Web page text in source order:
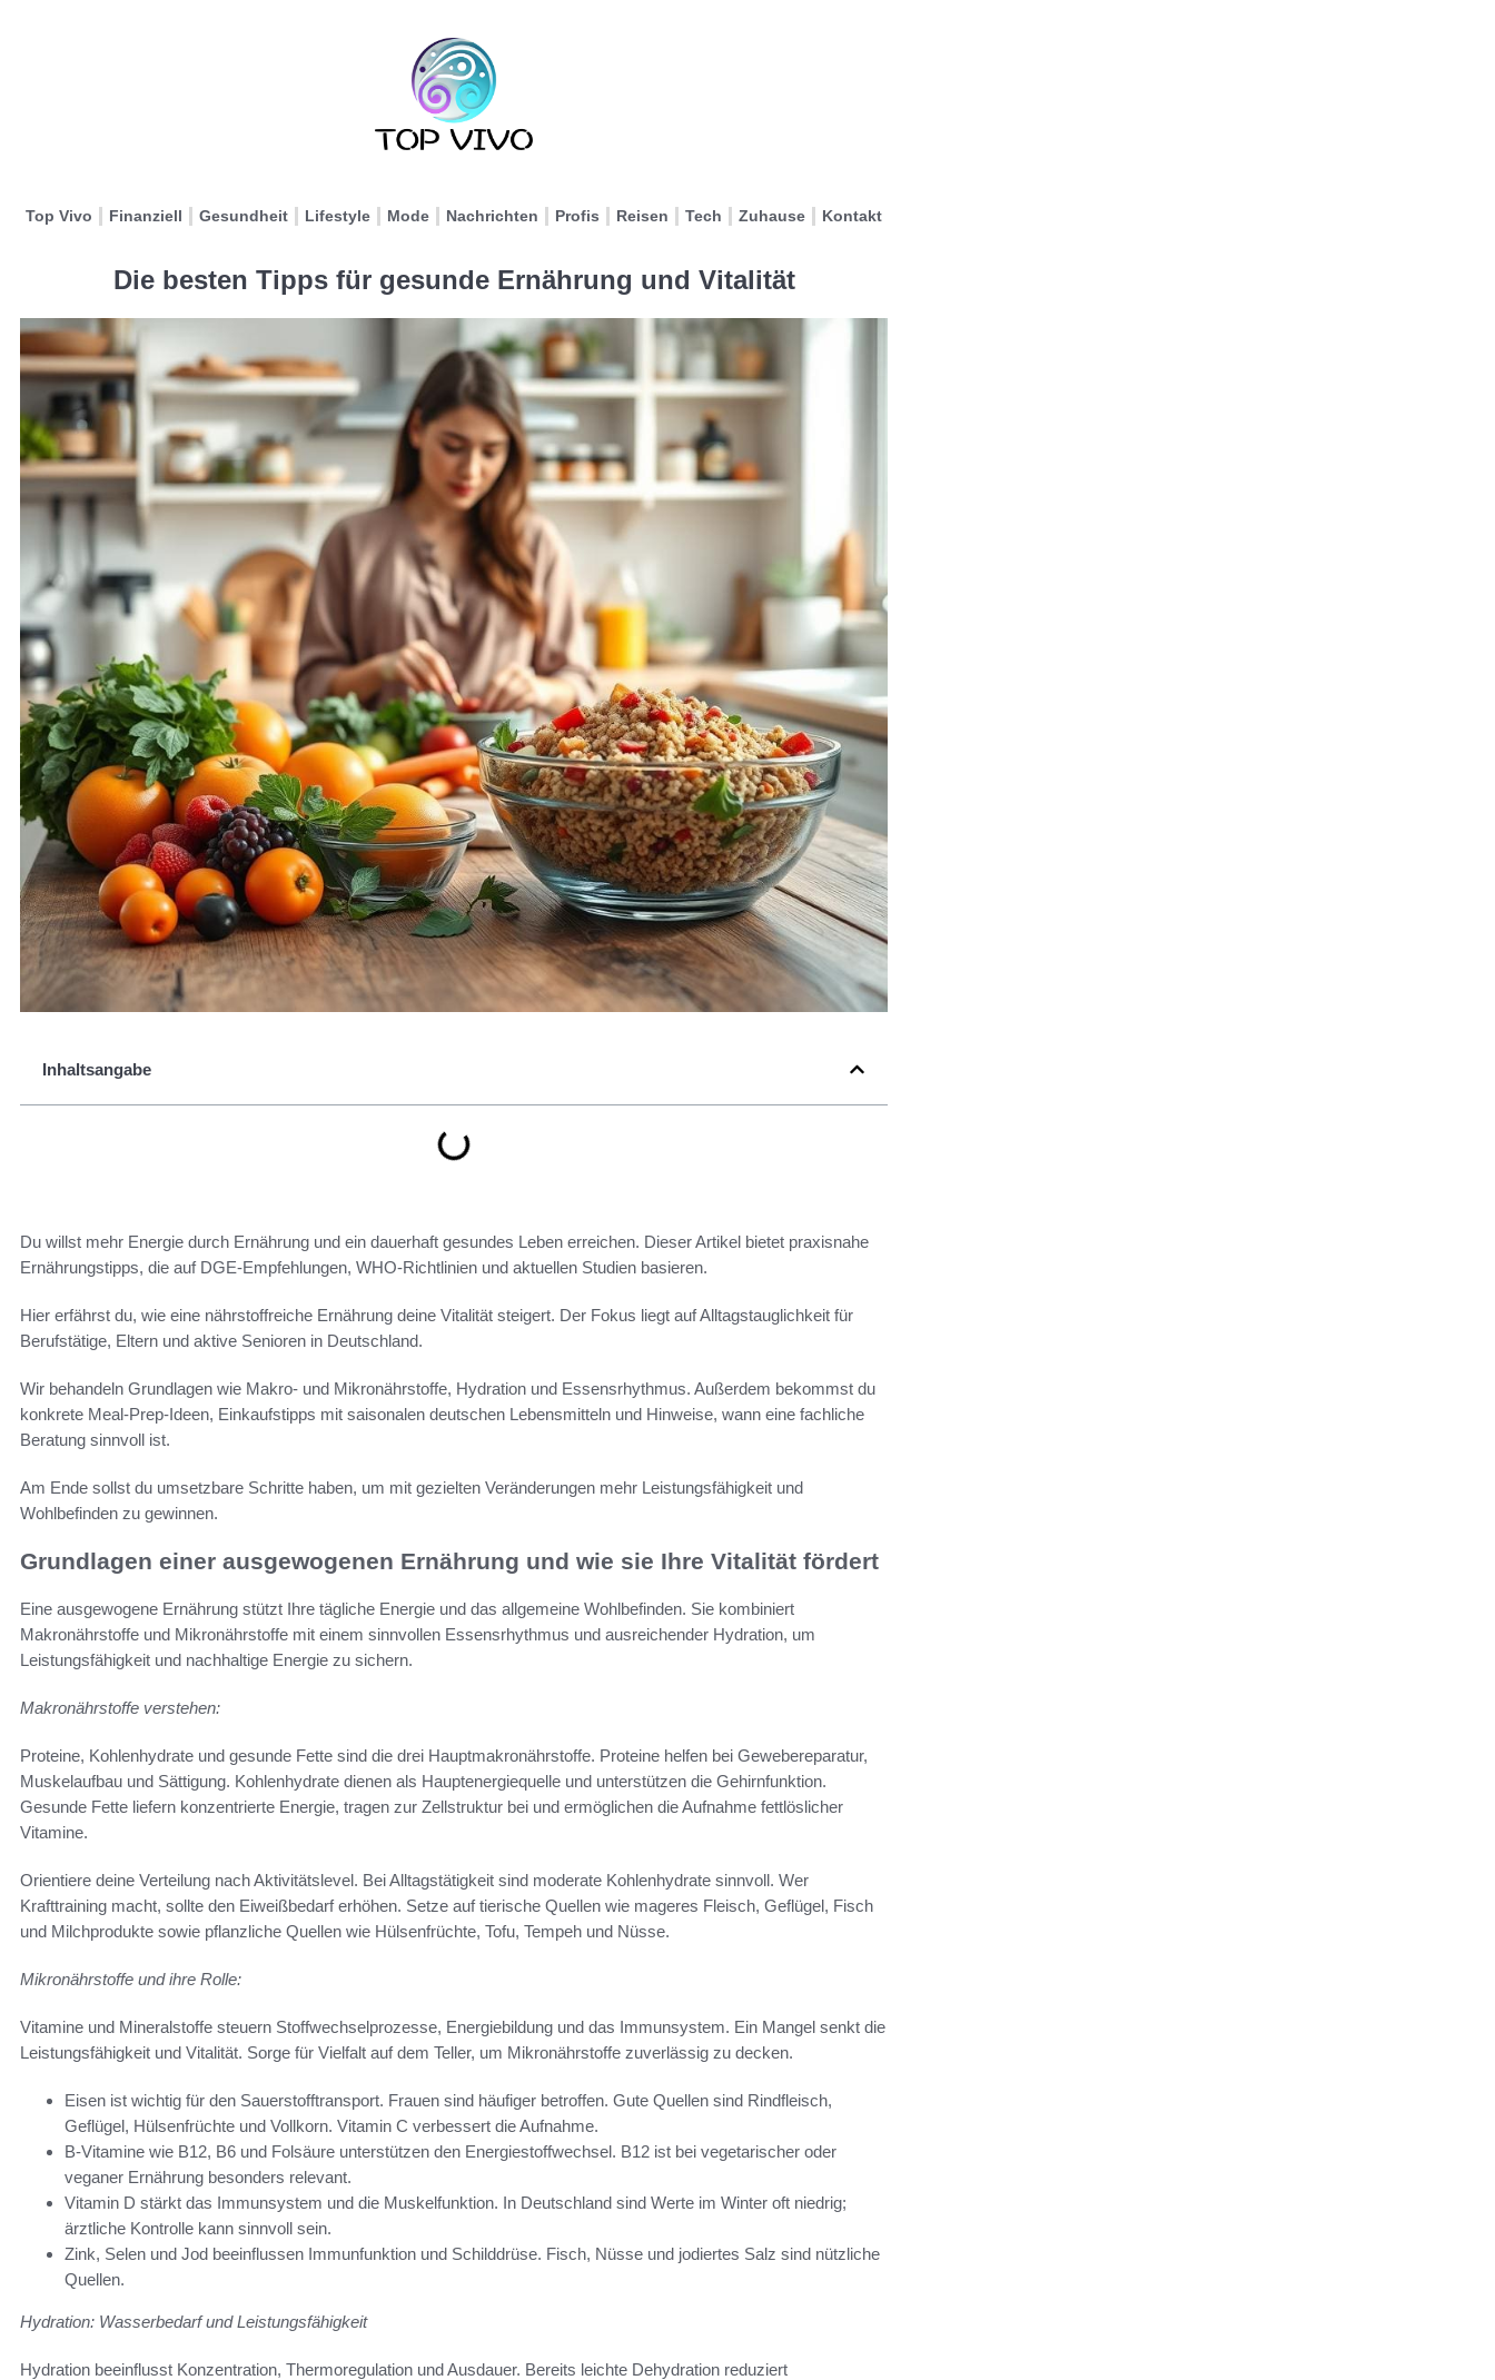
Top Vivo Finanziell Gesundheit Lifestyle Mode Nachrichten Profis Reisen Tech Zuhause Kontakt
Die besten Tipps für gesunde Ernährung und Vitalität
Inhaltsangabe
Du willst mehr Energie durch Ernährung und ein dauerhaft gesundes Leben erreichen. Dieser Artikel bietet praxisnahe
Ernährungstipps, die auf DGE-Empfehlungen, WHO-Richtlinien und aktuellen Studien basieren.
Hier erfährst du, wie eine nährstoffreiche Ernährung deine Vitalität steigert. Der Fokus liegt auf Alltagstauglichkeit für
Berufstätige, Eltern und aktive Senioren in Deutschland.
Wir behandeln Grundlagen wie Makro- und Mikronährstoffe, Hydration und Essensrhythmus. Außerdem bekommst du
konkrete Meal-Prep-Ideen, Einkaufstipps mit saisonalen deutschen Lebensmitteln und Hinweise, wann eine fachliche
Beratung sinnvoll ist.
Am Ende sollst du umsetzbare Schritte haben, um mit gezielten Veränderungen mehr Leistungsfähigkeit und
Wohlbefinden zu gewinnen.
Grundlagen einer ausgewogenen Ernährung und wie sie Ihre Vitalität fördert
Eine ausgewogene Ernährung stützt Ihre tägliche Energie und das allgemeine Wohlbefinden. Sie kombiniert
Makronährstoffe und Mikronährstoffe mit einem sinnvollen Essensrhythmus und ausreichender Hydration, um
Leistungsfähigkeit und nachhaltige Energie zu sichern.
Makronährstoffe verstehen:
Proteine, Kohlenhydrate und gesunde Fette sind die drei Hauptmakronährstoffe. Proteine helfen bei Gewebereparatur,
Muskelaufbau und Sättigung. Kohlenhydrate dienen als Hauptenergiequelle und unterstützen die Gehirnfunktion.
Gesunde Fette liefern konzentrierte Energie, tragen zur Zellstruktur bei und ermöglichen die Aufnahme fettlöslicher
Vitamine.
Orientiere deine Verteilung nach Aktivitätslevel. Bei Alltagstätigkeit sind moderate Kohlenhydrate sinnvoll. Wer
Krafttraining macht, sollte den Eiweißbedarf erhöhen. Setze auf tierische Quellen wie mageres Fleisch, Geflügel, Fisch
und Milchprodukte sowie pflanzliche Quellen wie Hülsenfrüchte, Tofu, Tempeh und Nüsse.
Mikronährstoffe und ihre Rolle:
Vitamine und Mineralstoffe steuern Stoffwechselprozesse, Energiebildung und das Immunsystem. Ein Mangel senkt die
Leistungsfähigkeit und Vitalität. Sorge für Vielfalt auf dem Teller, um Mikronährstoffe zuverlässig zu decken.
Eisen ist wichtig für den Sauerstofftransport. Frauen sind häufiger betroffen. Gute Quellen sind Rindfleisch,
Geflügel, Hülsenfrüchte und Vollkorn. Vitamin C verbessert die Aufnahme.
B-Vitamine wie B12, B6 und Folsäure unterstützen den Energiestoffwechsel. B12 ist bei vegetarischer oder
veganer Ernährung besonders relevant.
Vitamin D stärkt das Immunsystem und die Muskelfunktion. In Deutschland sind Werte im Winter oft niedrig;
ärztliche Kontrolle kann sinnvoll sein.
Zink, Selen und Jod beeinflussen Immunfunktion und Schilddrüse. Fisch, Nüsse und jodiertes Salz sind nützliche
Quellen.
Hydration: Wasserbedarf und Leistungsfähigkeit
Hydration beeinflusst Konzentration, Thermoregulation und Ausdauer. Bereits leichte Dehydration reduziert